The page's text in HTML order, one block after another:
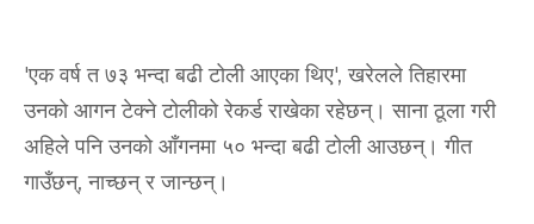
'एक वर्ष त ७३ भन्दा बढी टोली आएका थिए', खरेलले तिहारमा
उनको आगन टेक्ने टोलीको रेकर्ड राखेका रहेछन्। साना ठूला गरी
अहिले पनि उनको आँगनमा ५० भन्दा बढी टोली आउछन्। गीत
गाउँछन्, नाच्छन् र जान्छन्।